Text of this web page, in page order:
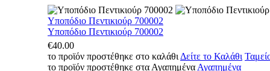
Υποπόδιο Πεντικιούρ 700002
Υποπόδιο Πεντικιούρ 700002
€40.00
το προϊόν προστέθηκε στο καλάθι Δείτε το Καλάθι
το προϊόν προστέθηκε στα Αγαπημένα Αγαπημένα